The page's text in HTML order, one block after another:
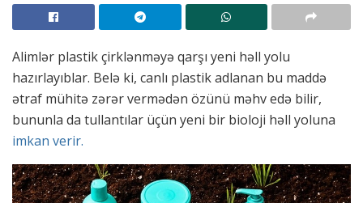
Alimlər plastik çirklənməyə qarşı yeni həll yolu
hazırlayıblar. Belə ki, canlı plastik adlanan bu maddə
ətraf mühitə zərər vermədən özünü məhv edə bilir,
bununla da tullantılar üçün yeni bir bioloji həll yoluna
imkan verir.